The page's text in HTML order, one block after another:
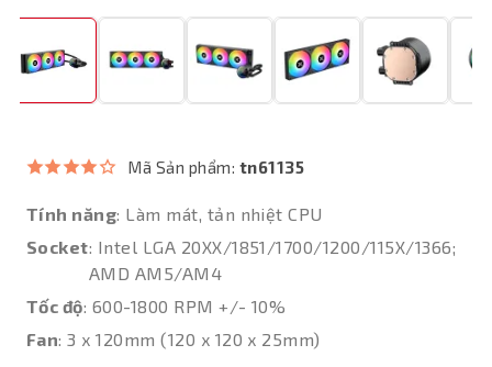
Mã Sản phẩm: tn61135
Tính năng: Làm mát, tản nhiệt CPU
Socket: Intel LGA 20XX/1851/1700/1200/115X/1366;
AMD AM5/AM4
Tốc độ: 600-1800 RPM +/- 10%
Fan: 3 x 120mm (120 x 120 x 25mm)